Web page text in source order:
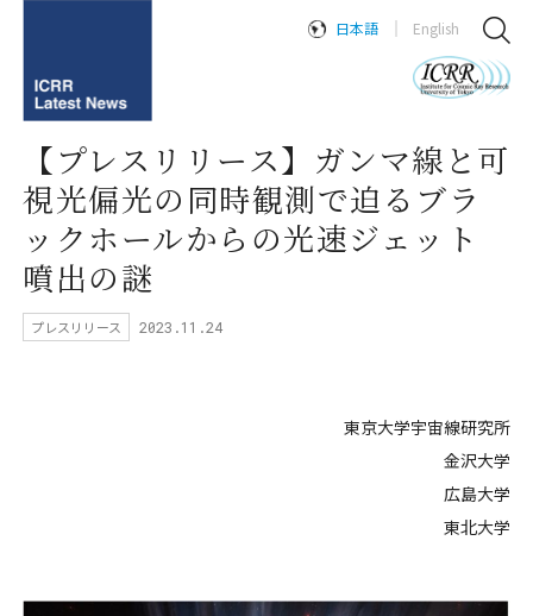
日本語 English
【プレスリリース】ガンマ線と可
視光偏光の同時観測で迫るブラ
ックホールからの光速ジェット
噴出の謎
プレスリリース 2023.11.24
東京大学宇宙線研究所
金沢大学
広島大学
東北大学